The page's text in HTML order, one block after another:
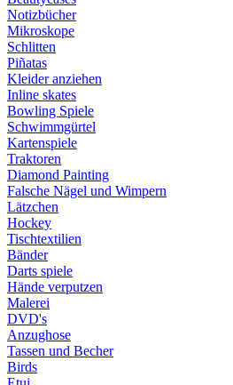
Notizbücher
Mikroskope
Schlitten
Piñatas
Kleider anziehen
Inline skates
Bowling Spiele
Schwimmgürtel
Kartenspiele
Traktoren
Diamond Painting
Falsche Nägel und Wimpern
Lätzchen
Hockey
Tischtextilien
Bänder
Darts spiele
Hände verputzen
Malerei
DVD's
Anzughose
Tassen und Becher
Birds